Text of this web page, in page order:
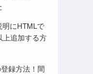
明にHTMLで
上追加する方
録方法！間